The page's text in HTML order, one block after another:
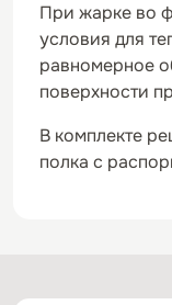
При жарке во
условия для
равномерное
поверхности
В комплекте
полка с